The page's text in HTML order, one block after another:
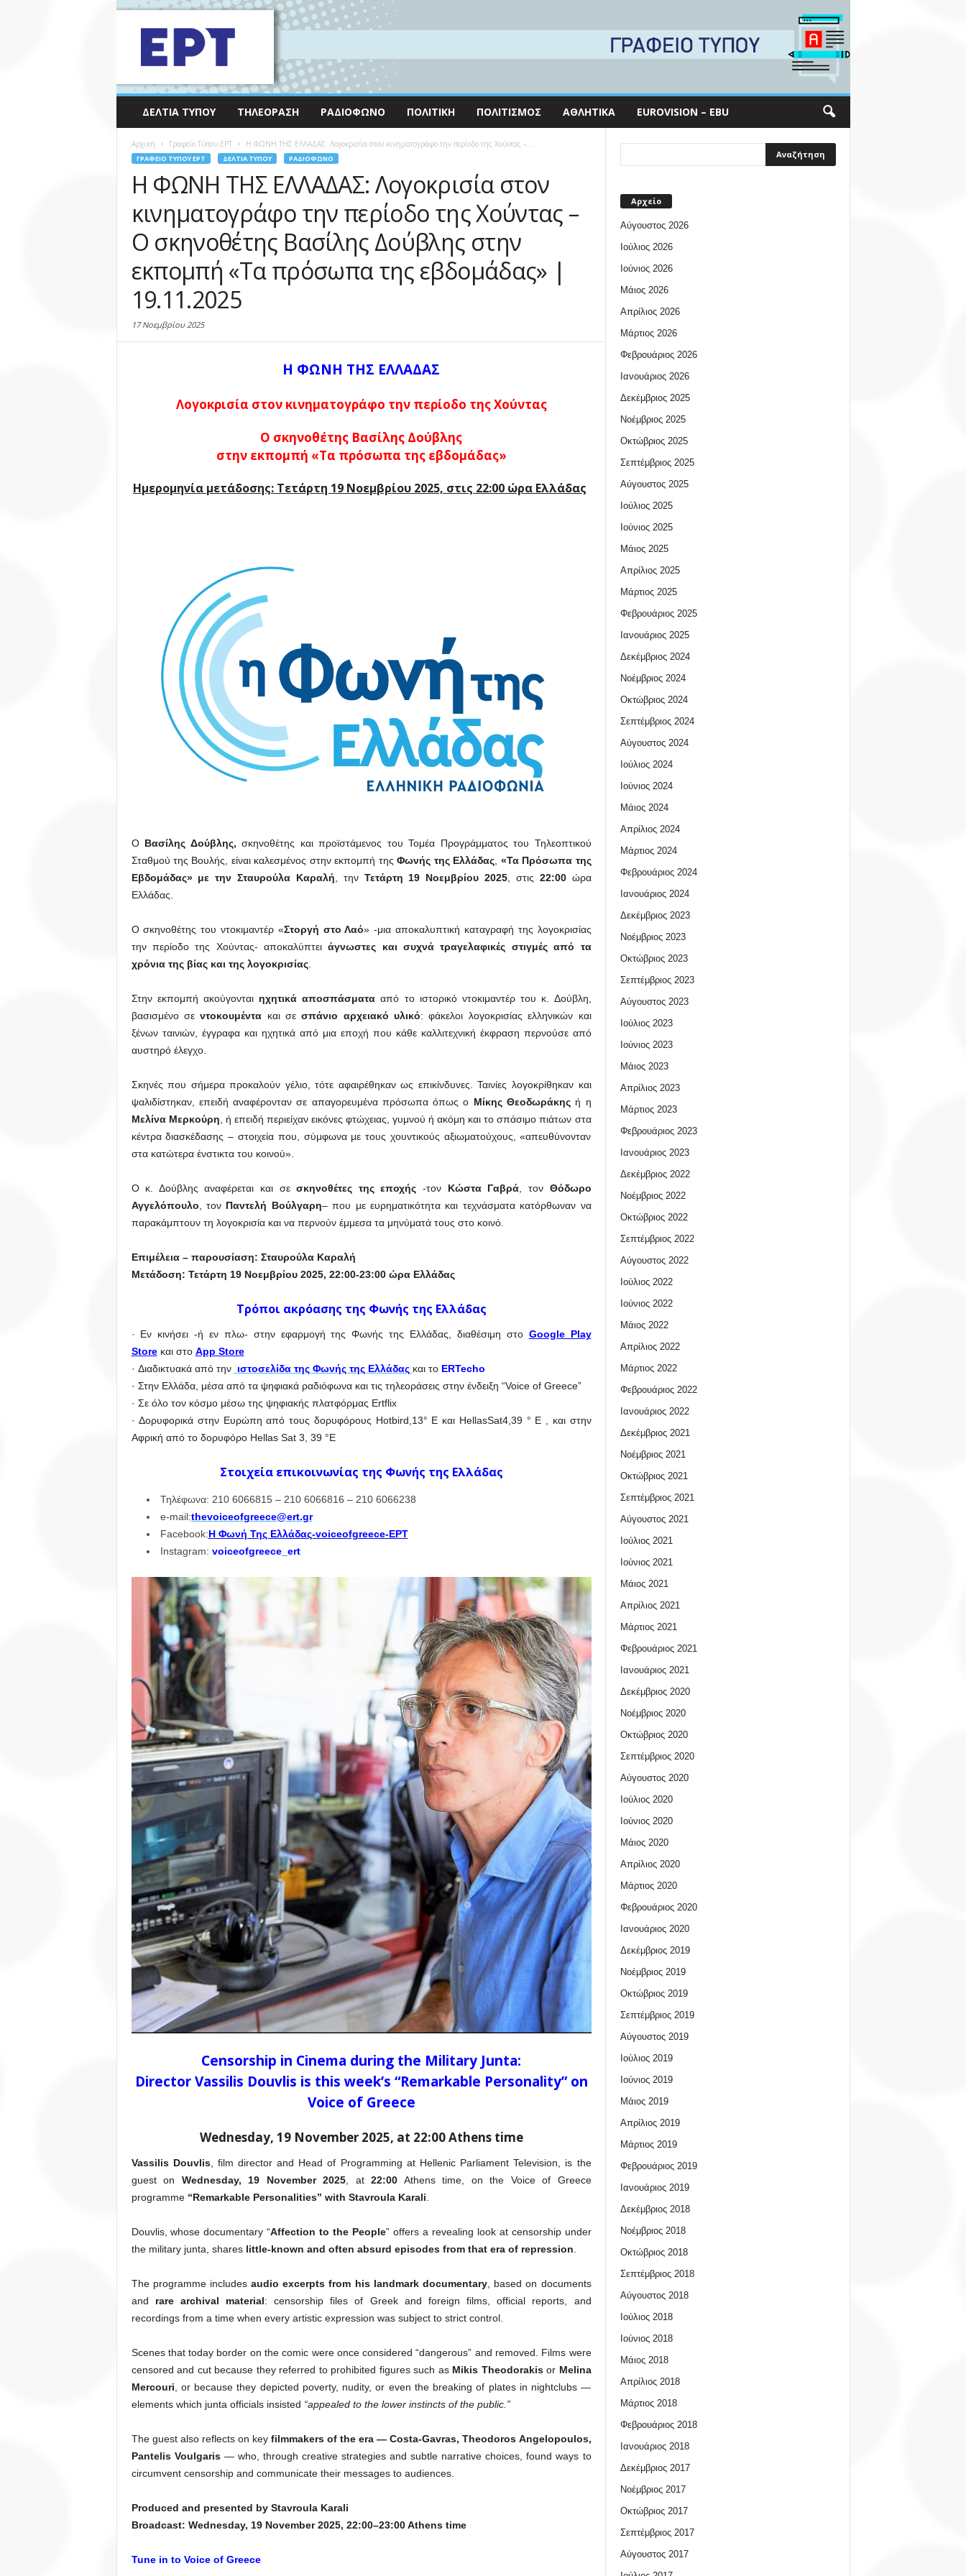
ΔΕΛΤΊΑ ΤΎΠΟΥ ΤΗΛΕΌΡΑΣΗ ΡΑΔΙΌΦΩΝΟ ΠΟΛΙΤΙΚΉ ΠΟΛΙΤΙΣΜΌΣ ΑΘΛΗΤΙΚΆ EUROVISION – EBU
Αρχική Γραφείο Τύπου ΕΡΤ Η ΦΩΝΗ ΤΗΣ ΕΛΛΑΔΑΣ: Λογοκρισία στον κινηματογράφο την περίοδο της Χούντας –...
ΓΡΑΦΕΊΟ ΤΎΠΟΥ ΕΡΤ ΔΕΛΤΊΑ ΤΎΠΟΥ ΡΑΔΙΌΦΩΝΟ
Η ΦΩΝΗ ΤΗΣ ΕΛΛΑΔΑΣ: Λογοκρισία στον
κινηματογράφο την περίοδο της Χούντας –
Ο σκηνοθέτης Βασίλης Δούβλης στην
εκπομπή «Τα πρόσωπα της εβδομάδας» |
19.11.2025
17 Νοεμβρίου 2025
Η ΦΩΝΗ ΤΗΣ ΕΛΛΑΔΑΣ
Λογοκρισία στον κινηματογράφο την περίοδο της Χούντας
Ο σκηνοθέτης Βασίλης Δούβλης
στην εκπομπή «Τα πρόσωπα της εβδομάδας»
Ημερομηνία μετάδοσης: Τετάρτη 19 Νοεμβρίου 2025, στις 22:00 ώρα Ελλάδας
Ο Βασίλης Δούβλης, σκηνοθέτης και προϊστάμενος του Τομέα Προγράμματος του Τηλεοπτικού
Σταθμού της Βουλής, είναι καλεσμένος στην εκπομπή τηςΦωνής της Ελλάδας, «Τα Πρόσωπα της
Εβδομάδας» με την Σταυρούλα Καραλή, την Τετάρτη 19 Νοεμβρίου 2025, στις 22:00ώρα
Ελλάδας.
Ο σκηνοθέτης του ντοκιμαντέρ «Στοργή στο Λαό» -μια αποκαλυπτική καταγραφή της λογοκρισίας
την περίοδο της Χούντας- αποκαλύπτειάγνωστες και συχνά τραγελαφικές στιγμές από τα
χρόνια της βίας και της λογοκρισίας.
Στην εκπομπή ακούγονταιηχητικά αποσπάσματα από το ιστορικό ντοκιμαντέρ του κ. Δούβλη,
βασισμένο σεντοκουμέντα και σεσπάνιο αρχειακό υλικό: φάκελοι λογοκρισίας ελληνικών και
ξένων ταινιών, έγγραφα και ηχητικά από μια εποχή που κάθε καλλιτεχνική έκφραση περνούσε από
αυστηρό έλεγχο.
Σκηνές που σήμερα προκαλούν γέλιο, τότε αφαιρέθηκαν ως επικίνδυνες. Ταινίες λογοκρίθηκαν και
ψαλιδίστηκαν, επειδή αναφέρονταν σε απαγορευμένα πρόσωπα όπως ο Μίκης Θεοδωράκηςή η
Μελίνα Μερκούρη, ή επειδή περιείχαν εικόνες φτώχειας, γυμνού ή ακόμη και το σπάσιμο πιάτων στα
κέντρα διασκέδασης – στοιχεία που, σύμφωνα με τους χουντικούς αξιωματούχους, «απευθύνονταν
στα κατώτερα ένστικτα του κοινού».
Ο κ. Δούβλης αναφέρεται και σεσκηνοθέτες της εποχής -τον Κώστα Γαβρά, τον Θόδωρο
Αγγελόπουλο, τον Παντελή Βούλγαρη– που με ευρηματικότητα και τεχνάσματα κατόρθωναν να
παρακάμπτουν τη λογοκρισία και να περνούν έμμεσα τα μηνύματά τους στο κοινό.
Επιμέλεια – παρουσίαση: Σταυρούλα Καραλή
Μετάδοση: Τετάρτη 19 Νοεμβρίου 2025, 22:00-23:00 ώρα Ελλάδας
Τρόποι ακρόασης της Φωνής της Ελλάδας
· Εν κινήσει -ή εν πλω- στην εφαρμογή της Φωνής της Ελλάδας, διαθέσιμη στο Google Play
Store και στο App Store
· Διαδικτυακά από την ιστοσελίδα της Φωνής της Ελλάδας και το ERTecho
· Στην Ελλάδα, μέσα από τα ψηφιακά ραδιόφωνα και τις τηλεοράσεις στην ένδειξη “Voice of Greece”
· Σε όλο τον κόσμο μέσω της ψηφιακής πλατφόρμας Ertflix
· Δορυφορικά στην Ευρώπη από τους δορυφόρους Hotbird,13° E και HellasSat4,39 ° E , και στην
Αφρική από το δορυφόρο Hellas Sat 3, 39 °E
Στοιχεία επικοινωνίας της Φωνής της Ελλάδας
Τηλέφωνα: 210 6066815 – 210 6066816 – 210 6066238
e-mail:thevoiceofgreece@ert.gr
Facebook:Η Φωνή Της Ελλάδας-voiceofgreece-ΕΡΤ
Instagram: voiceofgreece_ert
Censorship in Cinema during the Military Junta:
Director Vassilis Douvlis is this week’s “Remarkable Personality” on
Voice of Greece
Wednesday, 19 November 2025, at 22:00 Athens time
Vassilis Douvlis, film director and Head of Programming at Hellenic Parliament Television, is the
guest on Wednesday, 19 November 2025 , at 22:00 Athens time, on the Voice of Greece
programme “Remarkable Personalities” with Stavroula Karali
Douvlis, whose documentary “Affection to the People” offers a revealing look at censorship under
the military junta, shares little-known and often absurd episodes from that era of repression
The programme includesaudio excerpts from his landmark documentary, based on documents
and rare archival material: censorship files of Greek and foreign films, official reports, and
recordings from a time when every artistic expression was subject to strict control.
Scenes that today border on the comic were once considered “dangerous” and removed. Films were
censored and cut because they referred to prohibited figures such as Mikis Theodorakisor Melina
Mercouri , or because they depicted poverty, nudity, or even the breaking of plates in nightclubs —
elements which junta officials insisted “appealed to the lower instincts of the public.”
The guest also reflects on keyfilmmakers of the era — Costa-Gavras, Theodoros Angelopoulos,
Pantelis Voulgaris — who, through creative strategies and subtle narrative choices, found ways to
circumvent censorship and communicate their messages to audiences.
Produced and presented by Stavroula Karali
Broadcast: Wednesday, 19 November 2025, 22:00–23:00 Athens time
Tune in to Voice of Greece
Αρχείο
Αύγουστος 2026
Ιούλιος 2026
Ιούνιος 2026
Μάιος 2026
Απρίλιος 2026
Μάρτιος 2026
Φεβρουάριος 2026
Ιανουάριος 2026
Δεκέμβριος 2025
Νοέμβριος 2025
Οκτώβριος 2025
Σεπτέμβριος 2025
Αύγουστος 2025
Ιούλιος 2025
Ιούνιος 2025
Μάιος 2025
Απρίλιος 2025
Μάρτιος 2025
Φεβρουάριος 2025
Ιανουάριος 2025
Δεκέμβριος 2024
Νοέμβριος 2024
Οκτώβριος 2024
Σεπτέμβριος 2024
Αύγουστος 2024
Ιούλιος 2024
Ιούνιος 2024
Μάιος 2024
Απρίλιος 2024
Μάρτιος 2024
Φεβρουάριος 2024
Ιανουάριος 2024
Δεκέμβριος 2023
Νοέμβριος 2023
Οκτώβριος 2023
Σεπτέμβριος 2023
Αύγουστος 2023
Ιούλιος 2023
Ιούνιος 2023
Μάιος 2023
Απρίλιος 2023
Μάρτιος 2023
Φεβρουάριος 2023
Ιανουάριος 2023
Δεκέμβριος 2022
Νοέμβριος 2022
Οκτώβριος 2022
Σεπτέμβριος 2022
Αύγουστος 2022
Ιούλιος 2022
Ιούνιος 2022
Μάιος 2022
Απρίλιος 2022
Μάρτιος 2022
Φεβρουάριος 2022
Ιανουάριος 2022
Δεκέμβριος 2021
Νοέμβριος 2021
Οκτώβριος 2021
Σεπτέμβριος 2021
Αύγουστος 2021
Ιούλιος 2021
Ιούνιος 2021
Μάιος 2021
Απρίλιος 2021
Μάρτιος 2021
Φεβρουάριος 2021
Ιανουάριος 2021
Δεκέμβριος 2020
Νοέμβριος 2020
Οκτώβριος 2020
Σεπτέμβριος 2020
Αύγουστος 2020
Ιούλιος 2020
Ιούνιος 2020
Μάιος 2020
Απρίλιος 2020
Μάρτιος 2020
Φεβρουάριος 2020
Ιανουάριος 2020
Δεκέμβριος 2019
Νοέμβριος 2019
Οκτώβριος 2019
Σεπτέμβριος 2019
Αύγουστος 2019
Ιούλιος 2019
Ιούνιος 2019
Μάιος 2019
Απρίλιος 2019
Μάρτιος 2019
Φεβρουάριος 2019
Ιανουάριος 2019
Δεκέμβριος 2018
Νοέμβριος 2018
Οκτώβριος 2018
Σεπτέμβριος 2018
Αύγουστος 2018
Ιούλιος 2018
Ιούνιος 2018
Μάιος 2018
Απρίλιος 2018
Μάρτιος 2018
Φεβρουάριος 2018
Ιανουάριος 2018
Δεκέμβριος 2017
Νοέμβριος 2017
Οκτώβριος 2017
Σεπτέμβριος 2017
Αύγουστος 2017